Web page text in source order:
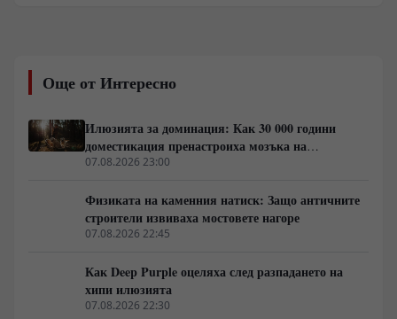
феномена, регионът на хълмовете Гаро се превръща
в арена на сблъсък между криптозоологични
туристически бизнес.
Още от Интересно
Илюзията за доминация: Как 30 000 години
доместикация пренастроиха мозъка на
домашния хищник
07.08.2026 23:00
Физиката на каменния натиск: Защо античните
строители извиваха мостовете нагоре
07.08.2026 22:45
Как Deep Purple оцеляха след разпадането на
хипи илюзията
07.08.2026 22:30